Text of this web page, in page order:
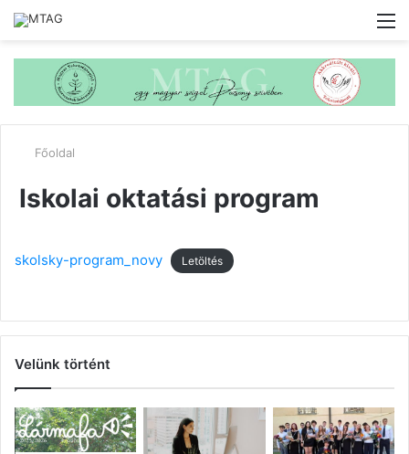
Főoldal
Iskolai oktatási program
skolsky-program_novy Letöltés
Velünk történt